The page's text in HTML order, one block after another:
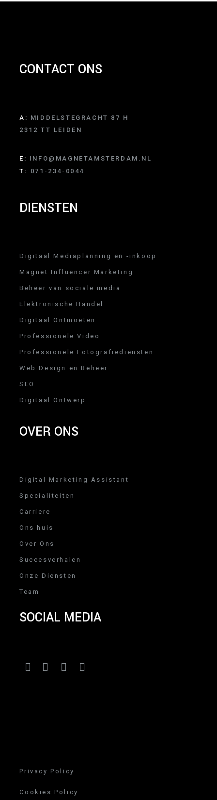
CONTACT ONS
A: MIDDELSTEGRACHT 87 H
2312 TT LEIDEN
E: INFO@MAGNETAMSTERDAM.NL
T: 071-234-0044
DIENSTEN
Digitaal Mediaplanning en -inkoop
Magnet Influencer Marketing
Beheer van sociale media
Elektronische Handel
Digitaal Ontmoeten
Professionele Video
Professionele Fotografiediensten
Web Design en Beheer
SEO
Digitaal Ontwerp
OVER ONS
Digital Marketing Assistant
Specialiteiten
Carriere
Ons huis
Over Ons
Succesverhalen
Onze Diensten
Team
SOCIAL MEDIA
Privacy Policy
Cookies Policy